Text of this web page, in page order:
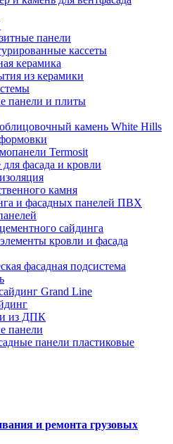
панели
кассеты
керамика
из керамики
панели и плиты
камень White Hills
Termosit
фасада и кровли
камня
и фасадных панелей ПВХ
сайдинга
кровли и фасада
фасадная подсистема
Grand Line
из ДПК
панели
панели пластиковые
и ремонта грузовых